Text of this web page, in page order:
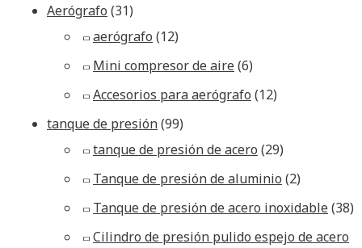
Aerógrafo (31)
aerógrafo (12)
Mini compresor de aire(6)
Accesorios para aerógrafo (12)
tanque de presión(99)
tanque de presión de acero (29)
Tanque de presión de aluminio (2)
Tanque de presión de acero inoxidable(38)
Cilindro de presión pulido espejo de acero